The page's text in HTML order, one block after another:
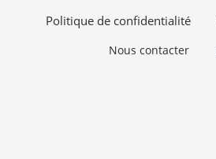
Politique de confidentialité
Nous contacter